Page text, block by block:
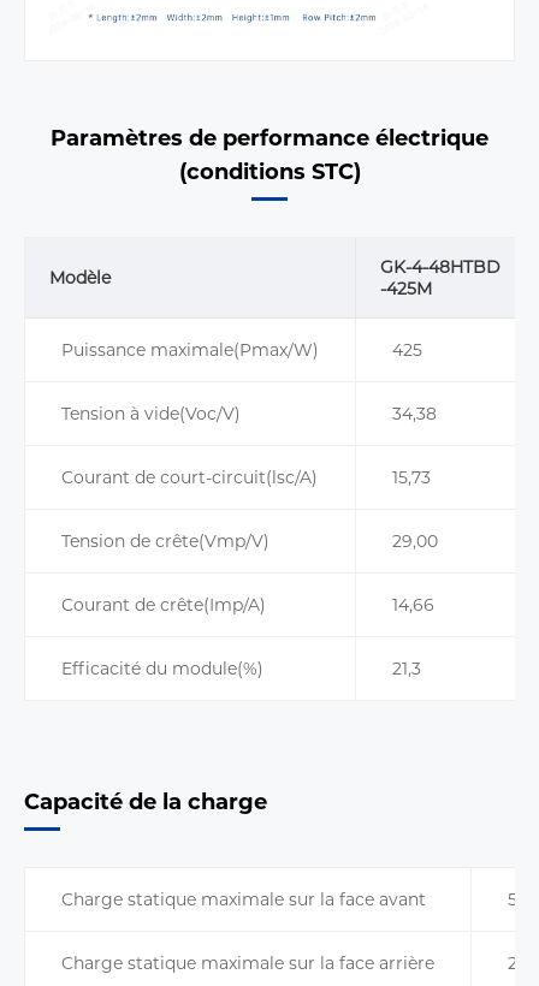
Paramètres de performance électrique
(conditions STC)
Modèle
GK-4-48HTBD
-425M
Puissance maximale(Pmax/W) 425
Tension à vide(Voc/V) 34,38
Courant de court-circuit(lsc/A) 15,73
Tension de crête(Vmp/V) 29,00
Courant de crête(Imp/A) 14,66
Efficacité du module(%) 21,3
Capacité de la charge
Charge statique maximale sur la face avant
Charge statique maximale sur la face arrière